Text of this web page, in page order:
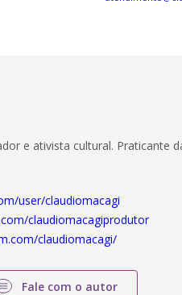
e ativista cultural. Praticante
user/claudiomacagi
claudiomacagiprodutor
claudiomacagi/
Fale com o autor